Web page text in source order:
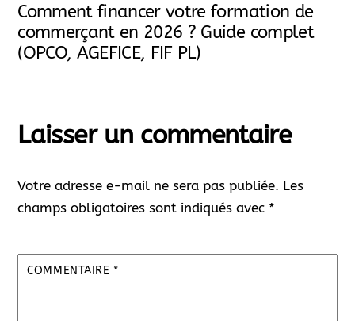
Comment financer votre formation de
commerçant en 2026 ? Guide complet
(OPCO, AGEFICE, FIF PL)
Laisser un commentaire
Votre adresse e-mail ne sera pas publiée. Les
champs obligatoires sont indiqués avec *
COMMENTAIRE *